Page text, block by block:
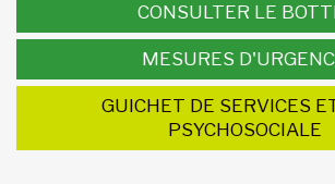
CONSULTER LE
MESURES
GUICHET DE SERVICES
PSYCHOSOCIALE